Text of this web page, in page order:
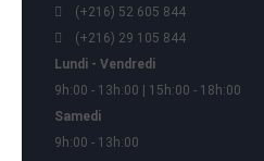
(+216) 52 605 844
(+216) 29 105 844
Lundi - Vendredi
9h:00 - 13h:00 | 15h:00 - 18h:00
Samedi
9h:00 - 13h:00